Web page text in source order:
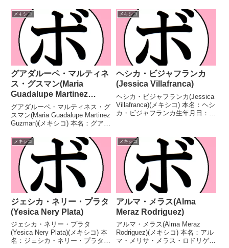
分 【獲得タイトル】
FECOMBOXメキシコ女...
年8月16日国籍：メキシコ戦績：
21戦11勝(6KO)10敗 【獲得タイ
トル】なし 【戦...
メキシコ
グアダルーペ・マルティネ
ス・グスマン(Maria
Guadalupe Martinez
Guzman)
グアダルーペ・マルティネス・グ
スマン(Maria Guadalupe Martinez
Guzman)(メキシコ) 本名：グアダ
生年月日：1992年4月5日国籍：
メキシコ戦績：35戦20勝(6KO)13
敗2分 ...
メキシコ
ヘシカ・ビジャフランカ
(Jessica Villafranca)
ヘシカ・ビジャフランカ(Jessica
Villafranca)(メキシコ) 本名：ヘシ
カ・ビジャフランカ生年月日：不
し 【戦歴】2008/03/28 ○4R判
定 3-0(...
メキシコ
ジェシカ・ネリー・プラタ
(Yesica Nery Plata)
ジェシカ・ネリー・プラタ
(Yesica Nery Plata)(メキシコ) 本
名：ジェシカ・ネリー・プラタ・
メキシコ
アルマ・メラス(Alma
Meraz Rodriguez)
アルマ・メラス(Alma Meraz
Rodriguez)(メキシコ) 本名：アル
マ・メリサ・メラス・ロドリゲス